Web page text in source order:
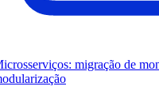
migração de